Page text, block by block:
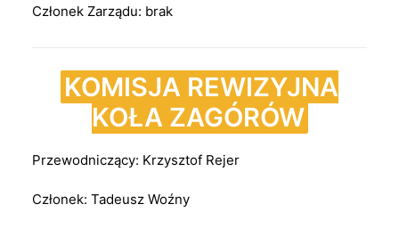
Członek Zarządu: brak
KOMISJA REWIZYJNA
KOŁA ZAGÓRÓW
Przewodniczący: Krzysztof Rejer
Członek: Tadeusz Woźny